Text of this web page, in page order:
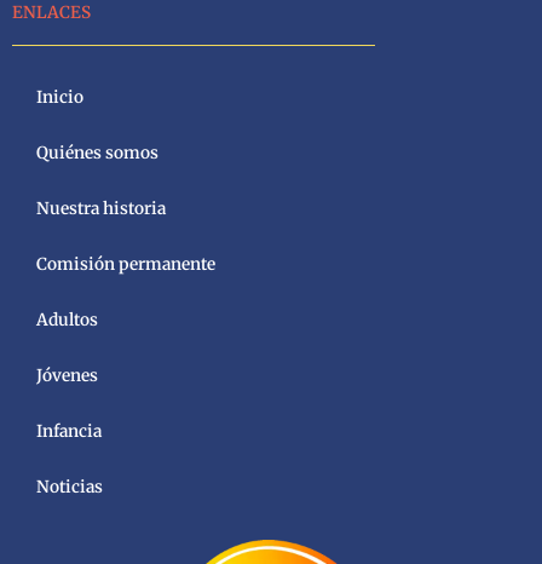
ENLACES
Inicio
Quiénes somos
Nuestra historia
Comisión permanente
Adultos
Jóvenes
Infancia
Noticias